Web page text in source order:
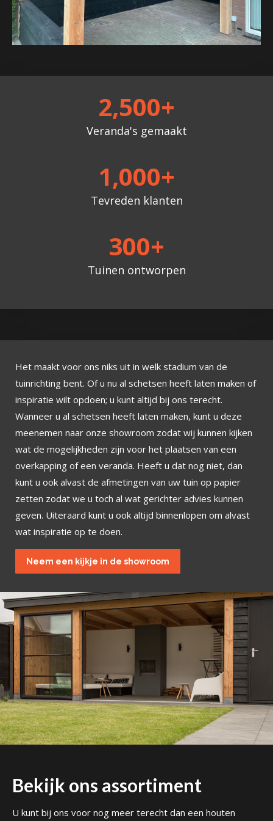
2,500+
Veranda's gemaakt
1,000+
Tevreden klanten
300+
Tuinen ontworpen
Het maakt voor ons niks uit in welk stadium van de
tuinrichting bent. Of u nu al schetsen heeft laten maken of
inspiratie wilt opdoen; u kunt altijd bij ons terecht.
Wanneer u al schetsen heeft laten maken, kunt u deze
meenemen naar onze showroom zodat wij kunnen kijken
wat de mogelijkheden zijn voor het plaatsen van een
overkapping of een veranda. Heeft u dat nog niet, dan
kunt u ook alvast de afmetingen van uw tuin op papier
zetten zodat we u toch al wat gerichter advies kunnen
geven. Uiteraard kunt u ook altijd binnenlopen om alvast
wat inspiratie op te doen.
Neem een kijkje in de showroom
Bekijk ons assortiment
U kunt bij ons voor nog meer terecht dan een houten